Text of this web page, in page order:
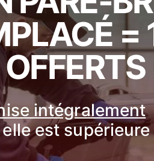
=
OFFERTS
intégralement
est supérieure